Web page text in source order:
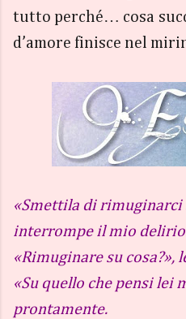
tutto perché… cosa
d’amore finisce nel
«Smettila di rimuginarci
interrompe il mio
«Rimuginare su cosa?»,
«Su quello che pensi lei
prontamente.